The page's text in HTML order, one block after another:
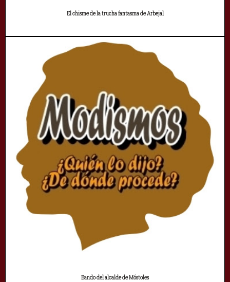
El chisme de la trucha fantasma de Arbejal
Bando del alcalde de Móstoles